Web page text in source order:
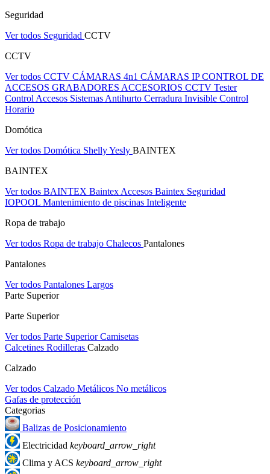
Seguridad
Ver todos Seguridad CCTV
CCTV
Ver todos CCTV CÁMARAS 4n1 CÁMARAS IPCONTROL DE
ACCESOS GRABADORES ACCESORIOS CCTV Tester
Control Accesos Sistemas Antihurto Cerradura Invisible Control
Horario
Domótica
Ver todos Domótica ShellyYesly BAINTEX
BAINTEX
Ver todos BAINTEX Baintex Accesos Baintex Seguridad
IOPOOL Mantenimiento de piscinas Inteligente
Ropa de trabajo
Ver todos Ropa de trabajo Chalecos Pantalones
Pantalones
Ver todos Pantalones Largos
Parte Superior
Parte Superior
Ver todos Parte SuperiorCamisetas
Calcetines Rodilleras Calzado
Calzado
Ver todos Calzado Metálicos No metálicos
Gafas de protección
Categorias
Balizas de Posicionamiento
Electricidad keyboard_arrow_right
Clima y ACS keyboard_arrow_right